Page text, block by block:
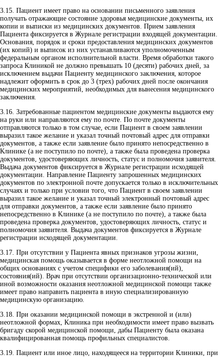
3.15. Пациент имеет право на основании письменного заявления
получать отражающие состояние здоровья медицинские документы, их
копии и выписки из медицинских документов. Прием заявления
Пациента фиксируется в Журнале регистрации входящей документации.
Основания, порядок и сроки предоставления медицинских документов
(их копий) и выписок из них устанавливаются уполномоченным
федеральным органом исполнительной власти. Время обработки такого
запроса Клиникой не должно превышать 10 (десяти) рабочих дней, за
исключением выдачи Пациенту медицинского заключения, которое
надлежит оформить в срок до 3 (трех) рабочих дней после окончания
медицинских мероприятий, необходимых для вынесения медицинского
заключения.
3.16. Затребованные пациентом медицинские документы выдаются ему
на руки или направляются ему по почте. По почте документы
отправляются только в том случае, если Пациент в своем заявлении
выразил такое желание и указал точный почтовый адрес для отправки
документов, а также если заявление было принято непосредственно в
Клинике (а не поступило по почте), а также была проведена проверка
документов, удостоверяющих личность, статус и полномочия заявителя.
Выдача документов фиксируется в Журнале регистрации исходящей
документации. Направление Пациенту запрошенных медицинских
документов по электронной почте допускается только в исключительных
случаях и только при условии того, что Пациент в своем заявлении
выразил такое желание и указал точный электронный почтовый адрес
для отправки документов, а также если заявление было принято
непосредственно в Клинике (а не поступило по почте), а также была
проведена проверка документов, удостоверяющих личность, статус и
полномочия заявителя. Выдача документов фиксируется в Журнале
регистрации исходящей документации.
3.17. При отсутствии у Пациента явных признаков угрозы жизни,
медицинская помощь оказывается в форме неотложной помощи на
общих основаниях с учетом специфики его заболевания(ий),
состояния(ий). Врач при отсутствии организационно-технической или
иной возможности оказания неотложной медицинской помощи также
имеет право направить пациента в иную специализированную
медицинскую организацию.
3.18. При оказании медицинской помощи в экстренной и (или)
неотложной формах, Клиника при необходимости имеет право вызвать
бригаду скорой медицинской помощи, дабы Пациенту была оказана
квалифицированная помощь профильных специалистов.
3.19. Пациент или иное лицо, находящееся на территории Клиники, при